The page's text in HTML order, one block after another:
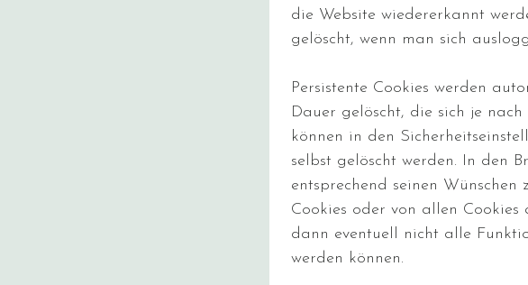
die Website wiedererkannt
gelöscht, wenn man sich
Persistente Cookies werden
Dauer gelöscht, die sich je
können in den
selbst gelöscht werden. In den
entsprechend seinen
Cookies oder von allen
dann eventuell nicht alle
werden können.